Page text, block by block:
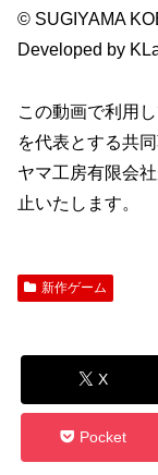
© SUGIYAMA
Developed by
この動画で利用
を代表とする共
ヤマ工房有限会
止いたします。
新作ゲーム
X
Pocket